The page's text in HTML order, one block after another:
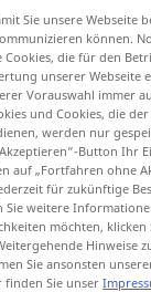
anklicken/
Sie unsere Webseite
können.
die für den
unserer Webseite
Vorauswahl immer
und Cookies, die
werden nur
Button Ihr
auf „Fortfahren ohne
für zukünftige
Sie weitere
möchten, klicken
Hinweise
Sie ansonsten
finden Sie unser